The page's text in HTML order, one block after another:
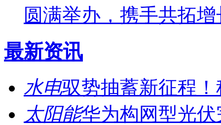
圆满举办，携手共拓
最新资讯
水电驭势抽蓄新征程
太阳能华为构网型光